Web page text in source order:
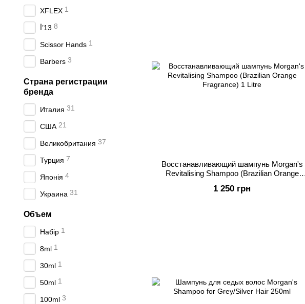
Восстанавливающий шампунь Morgan's
Revitalising Shampoo (Brazilian Orange
1 250 грн
XFLEX 1
Ї’13 8
Scissor Hands 1
Barbers 3
Страна регистрации
бренда
Италия 31
США 21
Великобритания 37
Турция 7
Японія 4
Украина 31
Объем
Набір 1
8ml 1
30ml 1
50ml 1
100ml 3